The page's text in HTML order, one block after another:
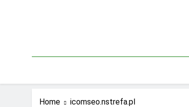
Home icomseo.nstrefa.pl